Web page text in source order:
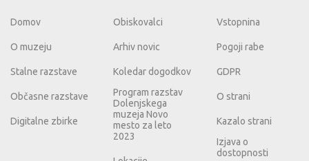
Domov
O muzeju
Stalne razstave
Občasne razstave
Digitalne zbirke
Obiskovalci
Arhiv novic
Koledar dogodkov
Program razstav
Dolenjskega
muzeja Novo
mesto za leto
2023
Vstopnina
Pogoji rabe
GDPR
O strani
Kazalo strani
Izjava o
dostopnosti